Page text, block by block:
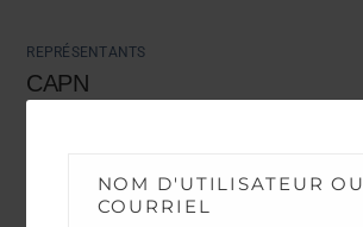
NOM D'UTILISATEUR OU
COURRIEL
REPRÉSENTANTS
CAPN
MANDATS FASMI